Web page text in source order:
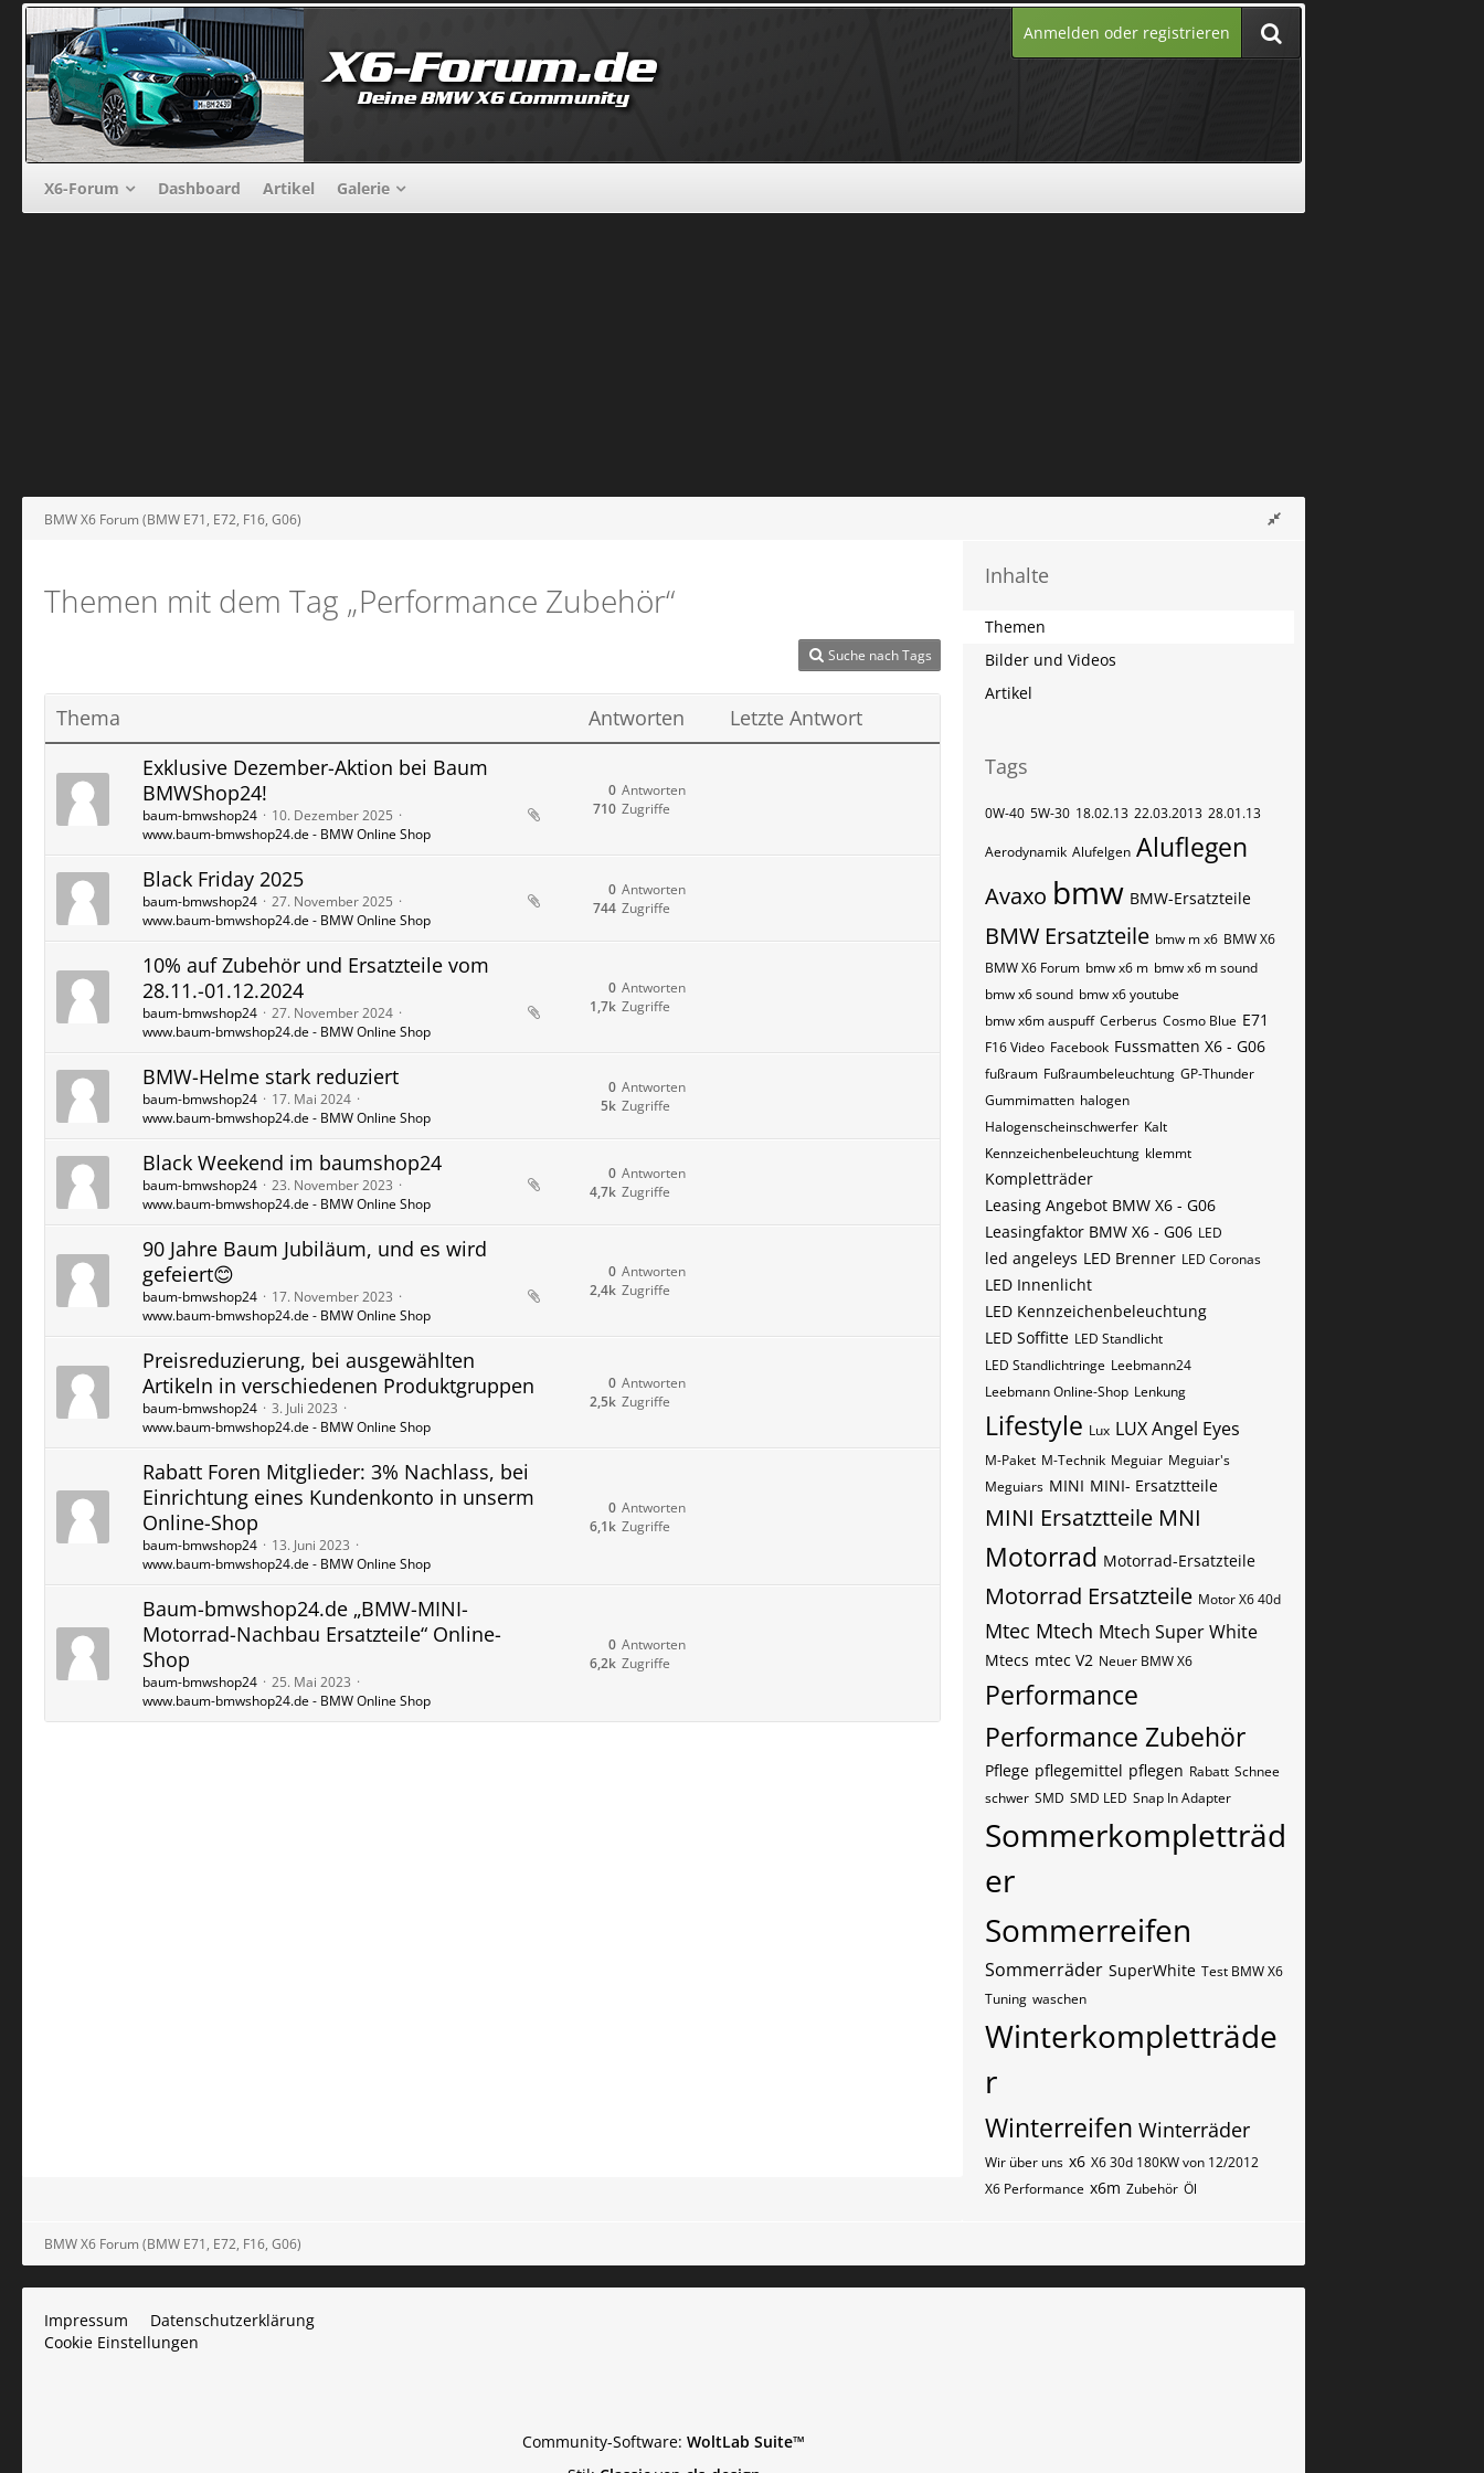
Anmelden oder registrieren
X6-Forum Dashboard Artikel Galerie
BMW X6 Forum (BMW E71, E72, F16, G06)
Themen mit dem Tag „Performance Zubehör“
Suche nach Tags
Thema Antworten
Letzte Antwort
Exklusive Dezember-Aktion bei Baum
BMWShop24!
baum-bmwshop24
10. Dezember 2025
www.baum-bmwshop24.de - BMW Online Shop
Antworten
0
Zugriffe
710
Black Friday 2025
baum-bmwshop24
27. November 2025
www.baum-bmwshop24.de - BMW Online Shop
Antworten
0
Zugriffe
744
10% auf Zubehör und Ersatzteile vom
28.11.-01.12.2024
baum-bmwshop24
27. November 2024
www.baum-bmwshop24.de - BMW Online Shop
Antworten
0
Zugriffe
1,7k
BMW-Helme stark reduziert
baum-bmwshop24
17. Mai 2024
www.baum-bmwshop24.de - BMW Online Shop
Antworten
0
Zugriffe
5k
Black Weekend im baumshop24
baum-bmwshop24
23. November 2023
www.baum-bmwshop24.de - BMW Online Shop
Antworten
0
Zugriffe
4,7k
90 Jahre Baum Jubiläum, und es wird
gefeiert😊
baum-bmwshop24
17. November 2023
www.baum-bmwshop24.de - BMW Online Shop
Antworten
0
Zugriffe
2,4k
Preisreduzierung, bei ausgewählten
Artikeln in verschiedenen Produktgruppen
baum-bmwshop24
3. Juli 2023
www.baum-bmwshop24.de - BMW Online Shop
Antworten
0
Zugriffe
2,5k
Rabatt Foren Mitglieder: 3% Nachlass, bei
Einrichtung eines Kundenkonto in unserm
Online-Shop
baum-bmwshop24
13. Juni 2023
www.baum-bmwshop24.de - BMW Online Shop
Antworten
0
Zugriffe
6,1k
Baum-bmwshop24.de „BMW-MINI-
Motorrad-Nachbau Ersatzteile“ Online-
Shop
baum-bmwshop24
25. Mai 2023
www.baum-bmwshop24.de - BMW Online Shop
Antworten
0
Zugriffe
6,2k
Inhalte
Themen
Bilder und Videos
Artikel
Tags
0W-40 5W-30 18.02.13 22.03.2013 28.01.13
Aerodynamik Alufelgen Aluflegen
Avaxo bmw BMW-Ersatzteile
BMW Ersatzteile bmw m x6 BMW X6
BMW X6 Forum bmw x6 m bmw x6 m sound
bmw x6 sound bmw x6 youtube
bmw x6m auspuff Cerberus Cosmo Blue E71
F16 Video Facebook Fussmatten X6 - G06
fußraum Fußraumbeleuchtung GP-Thunder
Gummimatten halogen
Halogenscheinschwerfer Kalt
Kennzeichenbeleuchtung klemmt
Kompletträder
Leasing Angebot BMW X6 - G06
Leasingfaktor BMW X6 - G06 LED
led angeleys LED Brenner LED Coronas
LED Innenlicht
LED Kennzeichenbeleuchtung
LED Soffitte LED Standlicht
LED Standlichtringe Leebmann24
Leebmann Online-Shop Lenkung
Lifestyle Lux LUX Angel Eyes
M-Paket M-Technik Meguiar Meguiar's
Meguiars MINI MINI- Ersatztteile
MINI Ersatztteile MNI
Motorrad Motorrad-Ersatzteile
Motorrad Ersatzteile Motor X6 40d
Mtec Mtech Mtech Super White
Mtecs mtec V2 Neuer BMW X6
Performance
Performance Zubehör
Pflege pflegemittel pflegen Rabatt Schnee
schwer SMD SMD LED Snap In Adapter
Sommerkompletträd
er
Sommerreifen
Sommerräder SuperWhite Test BMW X6
Tuning waschen
Winterkompletträde
r
Winterreifen Winterräder
Wir über uns x6 X6 30d 180KW von 12/2012
X6 Performance x6m Zubehör Öl
BMW X6 Forum (BMW E71, E72, F16, G06)
Impressum
Datenschutzerklärung
Cookie Einstellungen
Community-Software: WoltLab Suite™